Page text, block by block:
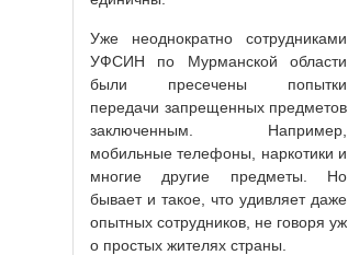
Уже неоднократно сотрудниками
УФСИН по Мурманской области
были пресечены попытки
передачи запрещенных предметов
заключенным. Например,
мобильные телефоны, наркотики и
многие другие предметы. Но
бывает и такое, что удивляет даже
опытных сотрудников, не говоря уж
о простых жителях страны.